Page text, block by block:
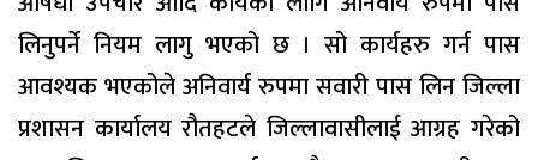
लिनुपर्ने नियम लागु भएको छ । सो कार्यहरु गर्न पास
आवश्यक भएकोले अनिवार्य रुपमा सवारी पास लिन जिल्ला
प्रशासन कार्यालय रौतहटले जिल्लावासीलाई आग्रह गरेको